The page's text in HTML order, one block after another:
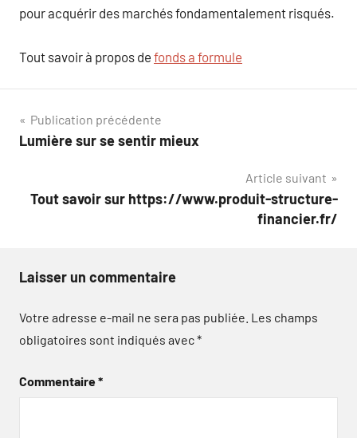
pour acquérir des marchés fondamentalement risqués.
Tout savoir à propos de fonds a formule
Navigation
de
Publication précédente
Lumière sur se sentir mieux
Article suivant
Tout savoir sur https://www.produit-structure-
financier.fr/
Laisser un commentaire
Votre adresse e-mail ne sera pas publiée. Les champs
obligatoires sont indiqués avec*
Commentaire*